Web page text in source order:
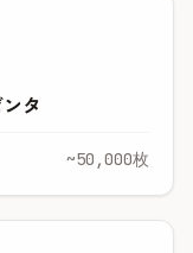
タ
~50,000枚